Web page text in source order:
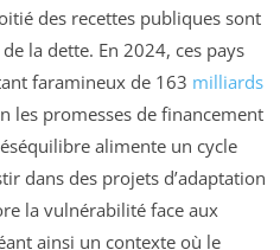
des recettes publiques sont
la dette. En 2024, ces pays
faramineux de 163 milliards
les promesses de financement
alimente un cycle
dans des projets d’adaptation
la vulnérabilité face aux
ainsi un contexte où le